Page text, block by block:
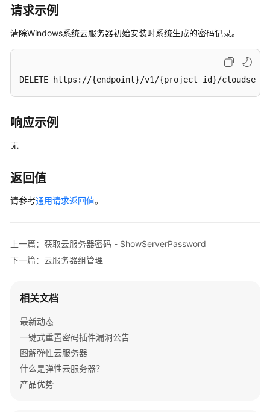
量
操
管
理
管
理
管
理
元
数
据
理
元
数
请求示例
清除Windows系统云服务器初始安装时系统生成的密码记录。
DELETE https://{endpoint}/v1/{project_id}/
响应示例
无
返回值
请参考通用请求返回值。
上一篇：获取云服务器密码 - ShowServerPassword
下一篇：云服务器组管理
相关文档
最新动态
一键式重置密码插件漏洞公告
图解弹性云服务器
什么是弹性云服务器？
产品优势